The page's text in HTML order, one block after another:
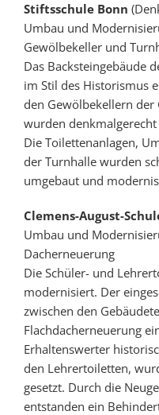
Stiftsschule Bonn
Umbau und
Gewölbekeller und
Das Backsteingebäude
im Stil des Historismus
den Gewölbekellern
wurden
Die Toilettenanlagen,
der Turnhalle wurden
umgebaut und
Clemens-August-
Umbau und
Dacherneuerung
Die Schüler- und
modernisiert. Der
zwischen den
Flachdacherneuerung
Erhaltenswerter
den Lehrertoiletten,
gesetzt. Durch die
entstanden ein